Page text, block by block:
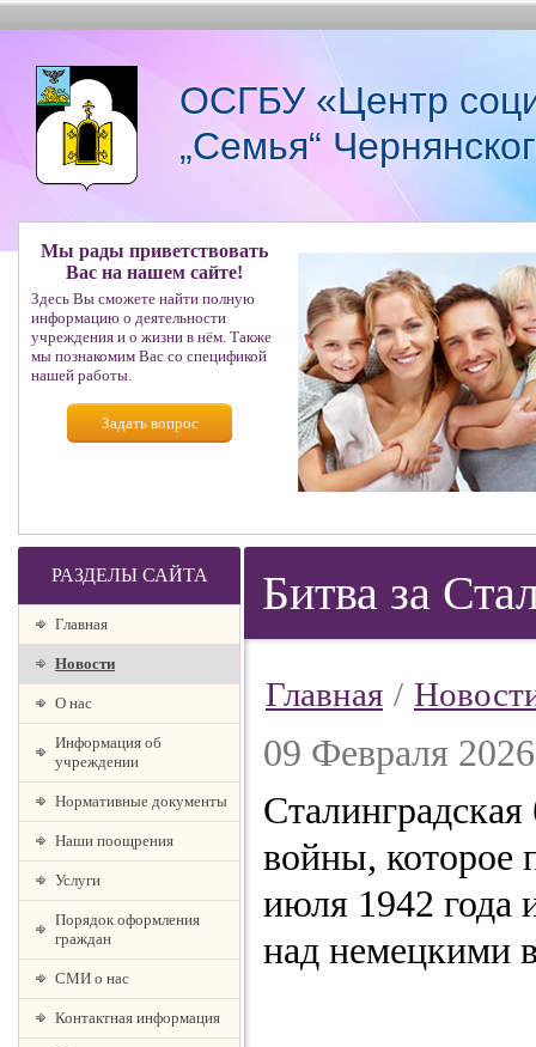
ОСГБУ «Центр
„Семья“
Мы рады приветствовать
Вас на нашем сайте!
Здесь Вы сможете найти полную
информацию о деятельности
учреждения и о жизни в нём. Также
мы познакомим Вас со спецификой
нашей работы.
Задать вопрос
РАЗДЕЛЫ САЙТА
Главная
Новости
О наc
Информация об
учреждении
Нормативные документы
Наши поощрения
Услуги
Порядок оформления
граждан
СМИ о нас
Контактная информация
Битва за
Главная /
09 Февраля
войны, которое
июля 1942 года
над немецкими